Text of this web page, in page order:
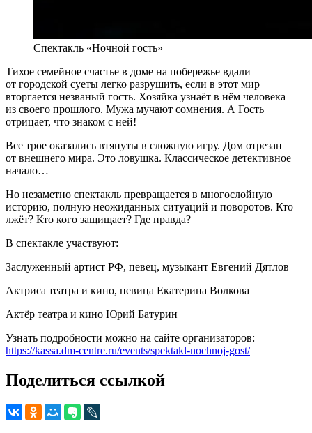
Спектакль «Ночной гость»
Тихое семейное счастье в доме на побережье вдали
от городской суеты легко разрушить, если в этот мир
вторгается незваный гость. Хозяйка узнаёт в нём человека
из своего прошлого. Мужа мучают сомнения. А Гость
отрицает, что знаком с ней!
Все трое оказались втянуты в сложную игру. Дом отрезан
от внешнего мира. Это ловушка. Классическое детективное
начало…
Но незаметно спектакль превращается в многослойную
историю, полную неожиданных ситуаций и поворотов. Кто
лжёт? Кто кого защищает? Где правда?
В спектакле участвуют:
Заслуженный артист РФ, певец, музыкант Евгений Дятлов
Актриса театра и кино, певица Екатерина Волкова
Актёр театра и кино Юрий Батурин
Узнать подробности можно на сайте организаторов:
https://kassa.dm-centre.ru/events/spektakl-nochnoj-gost/
Поделиться ссылкой